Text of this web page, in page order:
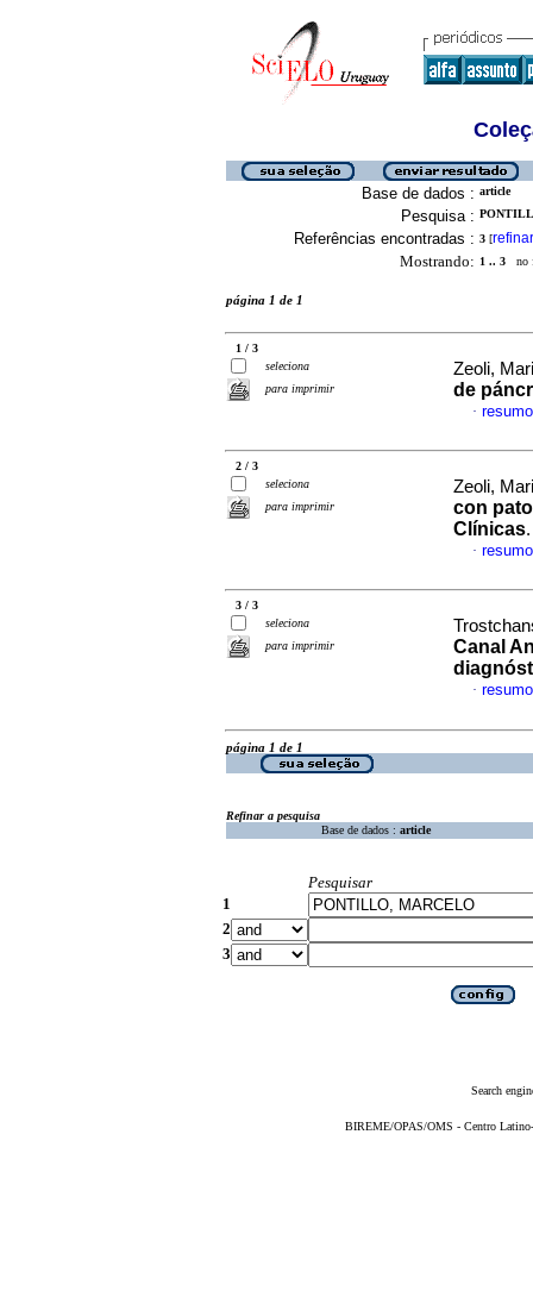
Base de dados : article
Pesquisa :
Referências encontradas : 3 [refinar
Mostrando: 1 .. 3 no
página 1 de 1
1 / 3
seleciona
para imprimir
Zeoli,
de
·
2 / 3
seleciona
para imprimir
Zeoli,
con
Clínicas
·
3 / 3
seleciona
para imprimir
Canal
·
página 1 de 1
Refinar a pesquisa
Base de dados : article
Pesquisar
1
2
3
Search
BIREME/OPAS/OMS - Centro Latino-